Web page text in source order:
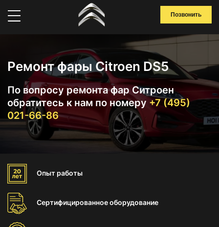
Позвонить
Ремонт фары Citroen DS5
По вопросу ремонта фар Ситроен
обратитесь к нам по номеру +7 (495)
021-66-86
Опыт работы
Сертифицированноеоборудование